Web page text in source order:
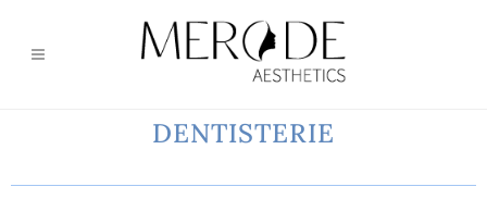
DENTISTERIE